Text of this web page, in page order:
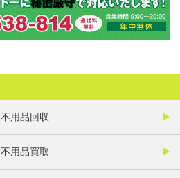
不用品回収
不用品買取